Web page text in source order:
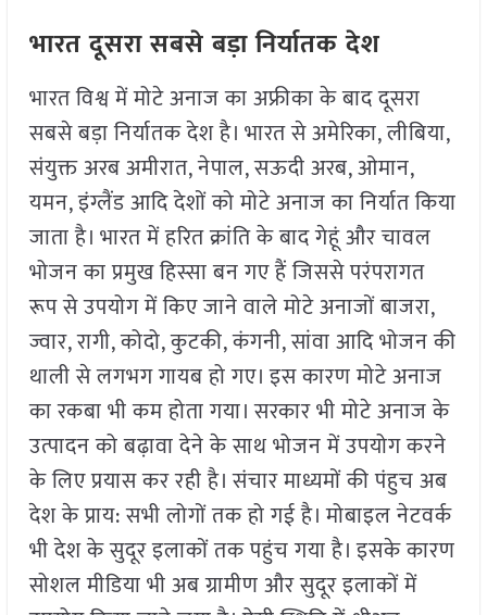
भारत दूसरा सबसे बड़ा निर्यातक देश
भारत विश्व में मोटे अनाज का अफ्रीका के बाद दूसरा
सबसे बड़ा निर्यातक देश है। भारत से अमेरिका, लीबिया,
संयुक्त अरब अमीरात, नेपाल, सऊदी अरब, ओमान,
यमन, इंग्लैंड आदि देशों को मोटे अनाज का निर्यात किया
जाता है। भारत में हरित क्रांति के बाद गेहूं और चावल
भोजन का प्रमुख हिस्सा बन गए हैं जिससे परंपरागत
रूप से उपयोग में किए जाने वाले मोटे अनाजों बाजरा,
ज्वार, रागी, कोदो, कुटकी, कंगनी, सांवा आदि भोजन की
थाली से लगभग गायब हो गए। इस कारण मोटे अनाज
का रकबा भी कम होता गया। सरकार भी मोटे अनाज के
उत्पादन को बढ़ावा देने के साथ भोजन में उपयोग करने
के लिए प्रयास कर रही है। संचार माध्यमों की पंहुच अब
देश के प्राय: सभी लोगों तक हो गई है। मोबाइल नेटवर्क
भी देश के सुदूर इलाकों तक पहुंच गया है। इसके कारण
सोशल मीडिया भी अब ग्रामीण और सुदूर इलाकों में